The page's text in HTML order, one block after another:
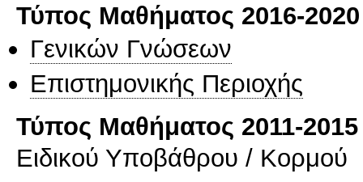
Τύπος Μαθήματος 2016-2020
Γενικών Γνώσεων
Επιστημονικής Περιοχής
Τύπος Μαθήματος 2011-2015
Ειδικού Υποβάθρου / Κορμού